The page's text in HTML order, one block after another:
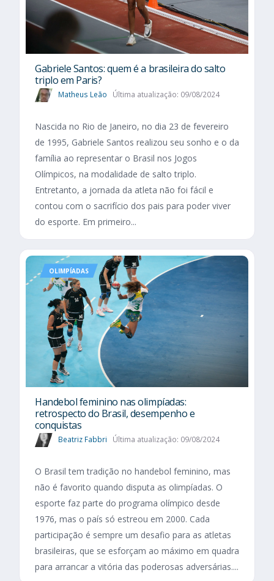
Gabriele Santos: quem é a brasileira do salto
triplo em Paris?
Matheus Leão Última atualização: 09/08/2024
Nascida no Rio de Janeiro, no dia 23 de fevereiro
de 1995, Gabriele Santos realizou seu sonho e o da
família ao representar o Brasil nos Jogos
Olímpicos, na modalidade de salto triplo.
Entretanto, a jornada da atleta não foi fácil e
contou com o sacrifício dos pais para poder viver
do esporte. Em primeiro...
OLIMPÍADAS
Handebol feminino nas olimpíadas:
retrospecto do Brasil, desempenho e
conquistas
Beatriz Fabbri Última atualização: 09/08/2024
O Brasil tem tradição no handebol feminino, mas
não é favorito quando disputa as olimpíadas. O
esporte faz parte do programa olímpico desde
1976, mas o país só estreou em 2000. Cada
participação é sempre um desafio para as atletas
brasileiras, que se esforçam ao máximo em quadra
para arrancar a vitória das poderosas adversárias....